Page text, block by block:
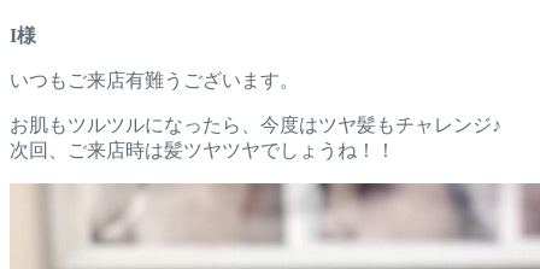
I様
いつもご来店有難うございます。
お肌もツルツルになったら、今度はツヤ髪もチャレンジ♪
次回、ご来店時は髪ツヤツヤでしょうね！！